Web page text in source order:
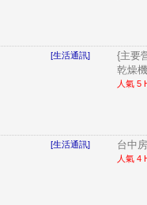
[生活通訊]
{主要
乾燥
人氣 5
[生活通訊] 台中
人氣 4